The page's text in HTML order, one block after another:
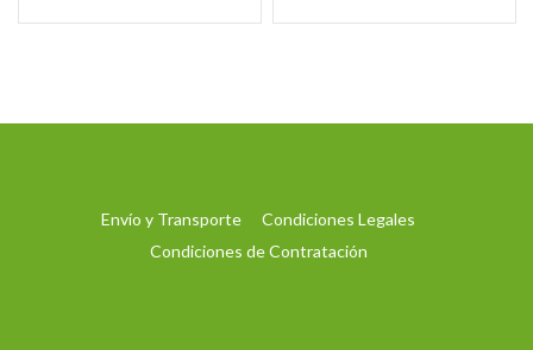
Envío y Transporte
Condiciones Legales
Condiciones de Contratación